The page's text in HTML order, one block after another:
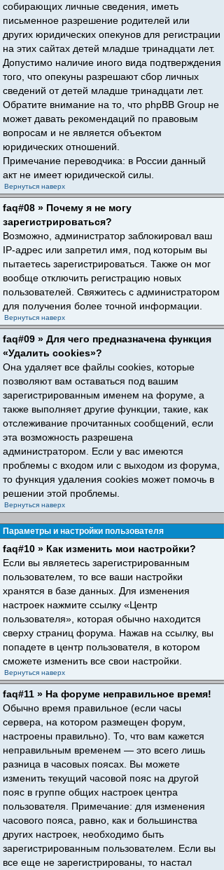
собирающих личные сведения, иметь
письменное разрешение родителей или
других юридических опекунов для регистрации
на этих сайтах детей младше тринадцати лет.
Допустимо наличие иного вида подтверждения
того, что опекуны разрешают сбор личных
сведений от детей младше тринадцати лет.
Обратите внимание на то, что phpBB Group не
может давать рекомендаций по правовым
вопросам и не является объектом
юридических отношений.
Примечание переводчика: в России данный
акт не имеет юридической силы.
Вернуться наверх
faq#08 » Почему я не могу
зарегистрироваться?
Возможно, администратор заблокировал ваш
IP-адрес или запретил имя, под которым вы
пытаетесь зарегистрироваться. Также он мог
вообще отключить регистрацию новых
пользователей. Свяжитесь с администратором
для получения более точной информации.
Вернуться наверх
faq#09 » Для чего предназначена функция
«Удалить cookies»?
Она удаляет все файлы cookies, которые
позволяют вам оставаться под вашим
зарегистрированным именем на форуме, а
также выполняет другие функции, такие, как
отслеживание прочитанных сообщений, если
эта возможность разрешена
администратором. Если у вас имеются
проблемы с входом или с выходом из форума,
то функция удаления cookies может помочь в
решении этой проблемы.
Вернуться наверх
Параметры и настройки пользователя
faq#10 » Как изменить мои настройки?
Если вы являетесь зарегистрированным
пользователем, то все ваши настройки
хранятся в базе данных. Для изменения
настроек нажмите ссылку «Центр
пользователя», которая обычно находится
сверху страниц форума. Нажав на ссылку, вы
попадете в центр пользователя, в котором
сможете изменить все свои настройки.
Вернуться наверх
faq#11 » На форуме неправильное время!
Обычно время правильное (если часы
сервера, на котором размещен форум,
настроены правильно). То, что вам кажется
неправильным временем — это всего лишь
разница в часовых поясах. Вы можете
изменить текущий часовой пояс на другой
пояс в группе общих настроек центра
пользователя. Примечание: для изменения
часового пояса, равно, как и большинства
других настроек, необходимо быть
зарегистрированным пользователем. Если вы
все еще не зарегистрированы, то настал